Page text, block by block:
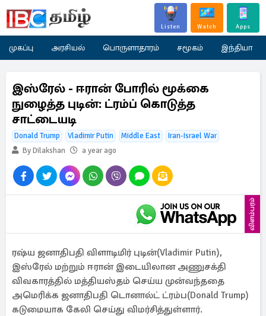
Listen Watch Apps
முகப்பு அரசியல் பொருளாதாரம் சமூகம் இந்தியா
இஸ்ரேல் - ஈரான் போரில் மூக்கை
நுழைத்த புடின்: ட்ரம்ப் கொடுத்த
சாட்டையடி
Donald Trump Vladimir Putin Middle East
Iran-Israel War
By Dilakshan
a year ago
விளம்பரம்
ரஷ்ய ஜனாதிபதி விளாடிமிர் புடின்(Vladimir Putin),
இஸ்ரேல் மற்றும் ஈரான் இடையிலான அணுசக்தி
விவகாரத்தில் மத்தியஸ்தம் செய்ய முன்வந்ததை
அமெரிக்க ஜனாதிபதி டொனால்ட் ட்ரம்ப(Donald Trump)
கடுமையாக கேலி செய்து விமர்சித்துள்ளார்.